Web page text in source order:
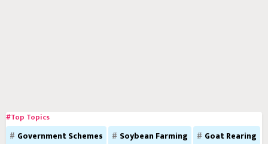
#Top Topics
Government Schemes Soybean Farming
Goat Rearing